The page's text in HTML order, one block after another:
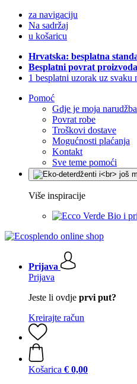
za navigaciju
Na sadržaj
u košaricu
Hrvatska: besplatna
Besplatni povrat proizvoda
1 besplatni uzorak uz svaku
Pomoć
Gdje je moja
Povrat robe
Troškovi dostave
Mogućnosti plaćanja
Kontakt
Sve teme pomoći
Više inspiracije
Bio i
Prijava
Prijava
Jeste li ovdje prvi put?
Kreirajte račun
Košarica € 0,00